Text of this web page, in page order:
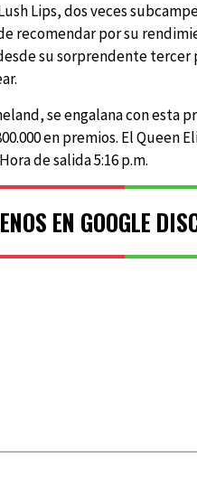
Lips, dos veces
recomendar por su
su sorprendente tercer
se engalana con esta
en premios. El Queen
de salida 5:16 p.m.
EN GOOGLE